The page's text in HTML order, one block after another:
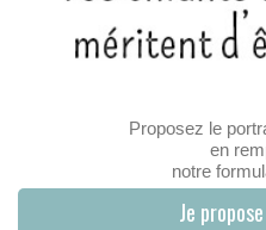
Proposez le
en
notre
Je